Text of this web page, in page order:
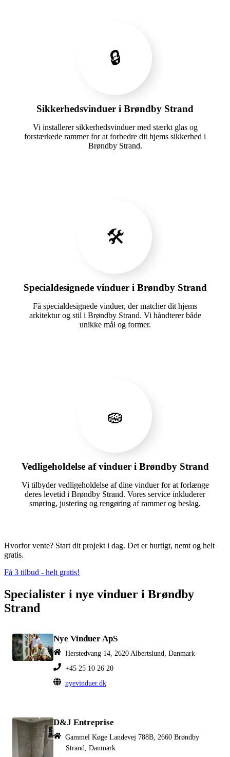
🔒
Sikkerhedsvinduer i Brøndby Strand
Vi installerer sikkerhedsvinduer med stærkt glas og
forstærkede rammer for at forbedre dit hjems sikkerhed i
Brøndby Strand.
🛠️
Specialdesignede vinduer i Brøndby Strand
Få specialdesignede vinduer, der matcher dit hjems
arkitektur og stil i Brøndby Strand. Vi håndterer både
unikke mål og former.
🧽
Vedligeholdelse af vinduer i Brøndby Strand
Vi tilbyder vedligeholdelse af dine vinduer for at forlænge
deres levetid i Brøndby Strand. Vores service inkluderer
smøring, justering og rengøring af rammer og beslag.
Hvorfor vente? Start dit projekt i dag. Det er hurtigt, nemt og helt
gratis.
Få 3 tilbud - helt gratis!
Specialister i nye vinduer i Brøndby
Strand
Nye Vinduer ApS
Herstedvang 14, 2620 Albertslund, Danmark
+45 25 10 26 20
nyevinduer.dk
D&J Entreprise
Gammel Køge Landevej 788B, 2660 Brøndby
Strand, Danmark